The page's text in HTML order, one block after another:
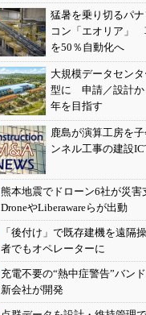
猛暑を乗り切るパ
コン「エオリア」
を50％自動化へ
大規模データセン
型に 申請／設計か
年を目指す
鹿島が演算工房を
ンネル工事の建設
熊本地震でドローン6社が災害
DroneやLiberawareらが出動
「後付け」で既存建機を遠隔
者でもオペレーターに
充電不要の“熱中症警告”バン
新会社が開発